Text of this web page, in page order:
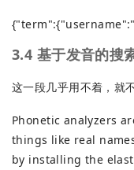
3.4 基于发音的搜
这一段几乎用不着，就
Phonetic analyzers
things like real
by installing the